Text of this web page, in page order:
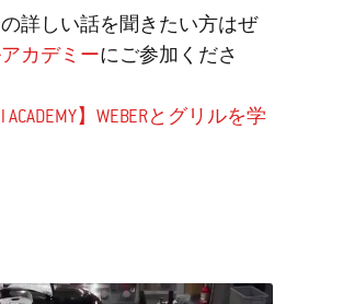
詳しい話を聞きたい方はぜ
カデミーにご参加くださ
ACADEMY】WEBERとグリルを学